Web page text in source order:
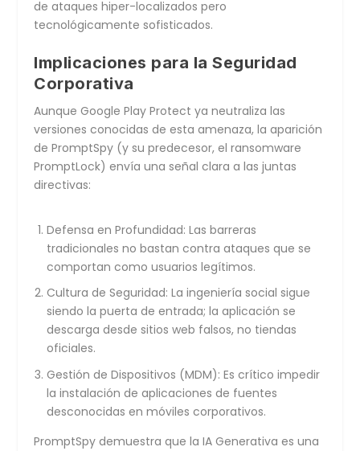
de ataques hiper-localizados pero
tecnológicamente sofisticados.
Implicaciones para la Seguridad
Corporativa
Aunque Google Play Protect ya neutraliza las
versiones conocidas de esta amenaza, la aparición
de PromptSpy (y su predecesor, el ransomware
PromptLock) envía una señal clara a las juntas
directivas:
Defensa en Profundidad: Las barreras
tradicionales no bastan contra ataques que se
comportan como usuarios legítimos.
Cultura de Seguridad: La ingeniería social sigue
siendo la puerta de entrada; la aplicación se
descarga desde sitios web falsos, no tiendas
oficiales.
Gestión de Dispositivos (MDM): Es crítico impedir
la instalación de aplicaciones de fuentes
desconocidas en móviles corporativos.
PromptSpy demuestra que la IA Generativa es una